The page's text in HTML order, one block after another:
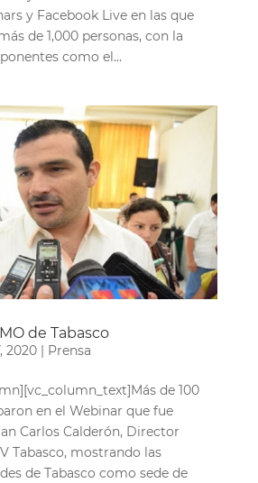
y Facebook Live en las que
de 1,000 personas, con la
como el...
de Tabasco
2020| Prensa
de 100
en el Webinar que fue
Carlos Calderón, Director
Tabasco, mostrando las
de Tabasco como sede de